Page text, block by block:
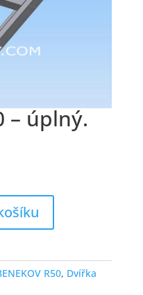
– úplný.
R50, Dvířka